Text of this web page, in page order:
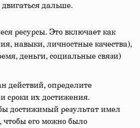
двигаться дальше.
ресурсы. Это включает как
навыки, личностные качества),
деньги, социальные связи)
действий, определите
сроки их достижения.
достижимый результат имел
чтобы его можно было